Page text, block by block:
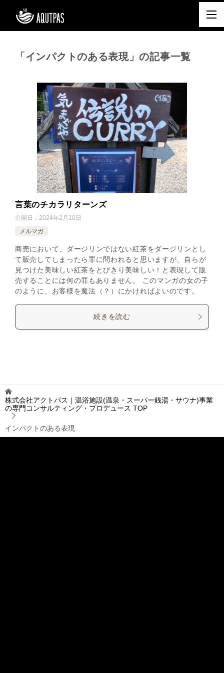
「インパクトのある表現」の記事一覧
言葉のチカラリターンズ
公開日： 2024年2月10日
メルマガ
商売において、ダージリンではない紅茶をダージリンとし
て販売してしまったら罪に問われると思いますが、自らが
見つけた美味しい紅茶をとびきり美味しい！と表現して販
売することには何の罪もありません。 このマンガの女の子
のように、お客様を魔法（？）にかければよいのです。
続きを読む
株式会社アクトパス｜温浴施設(温泉・スーパー銭湯・サウナ)事業
の専門コンサルティング・プロデュース TOP
インパクトのある表現